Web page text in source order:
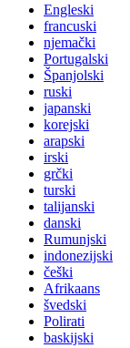
Engleski
francuski
njemački
Portugalski
Španjolski
ruski
japanski
korejski
arapski
irski
grčki
turski
talijanski
danski
Rumunjski
indonezijski
češki
Afrikaans
švedski
Polirati
baskijski